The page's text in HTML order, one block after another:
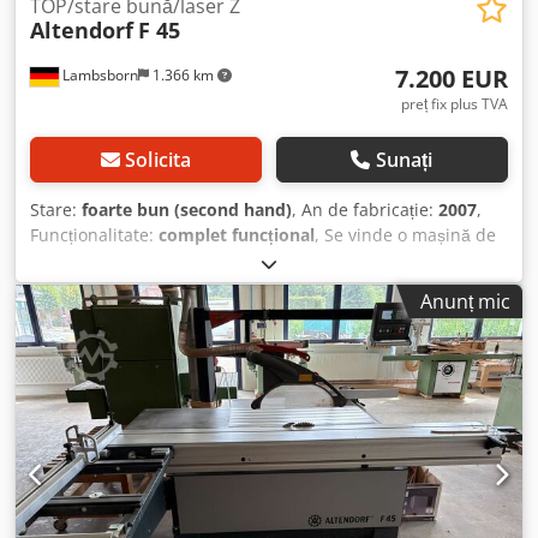
Lambsborn 1.366 km
TOP/stare bună/laser Z
Altendorf F 45
7.200 EUR
preț fix plus TVA
Solicita Sunați
Stare: foarte bun (second hand), An de fabricație: 2007,
Funcționalitate: complet funcțional, Se vinde o mașină de
tăiat panouri circulară Altendorf F 45, cu design industrial
de înaltă calitate. Această mașină impresionează prin
precizia execuției, dotările extinse și standardul de calitate
binecunoscut al mărcii Altendorf. Datorită sistemului de
control electronic, precum și a reglajului motorizat al
înălțimii și înclinării, este ideală pentru utilizarea
profesională în ateliere de tâmplărie, ateliere de
prelucrare a lemnului și în amenajări interioare. Date
tehnice: Producător: Altendorf Model: F45 Anul de
fabricație: 2007 Motor principal: 5,5 kW Dkodpfjzm Hq Hsx
Afhor Tensiune: 380 V Lungimea saniei: 2.800 mm Lățimea
Anunț mic